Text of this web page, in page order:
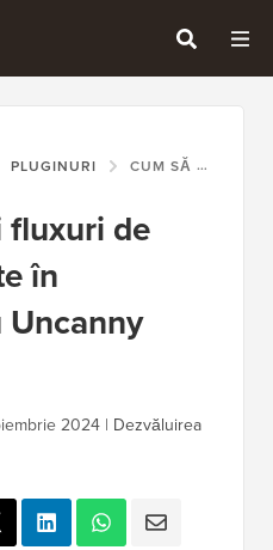
PLUGINURI CUM SĂ CREAȚI FLUXURI DE LUCRU AUTOMATE ÎN WORDPRESS CU UNCANNY AUTOMATOR
fluxuri de
în
Uncanny
2024 | Dezvăluirea